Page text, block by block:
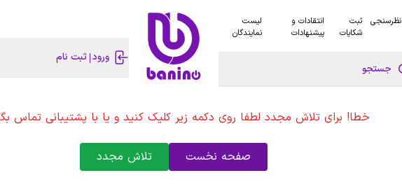
نظرسنجی
ثبت
شکایات
انتقادات و
پیشنهادات
لیست
نمایندگان
جستجو
ورود ثبت نام
خطا! برای تلاش مجدد لطفا روی دکمه زیر کلیک کنید و یا با پشتیبانی تماس
صفحه نخست تلاش مجدد